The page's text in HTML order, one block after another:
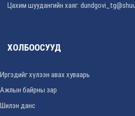
Цахим шуудангийн хаяг:
ХОЛБООСУУД
Иргэдийг хүлээн авах хуваарь
Ажлын байрны зар
Шилэн данс